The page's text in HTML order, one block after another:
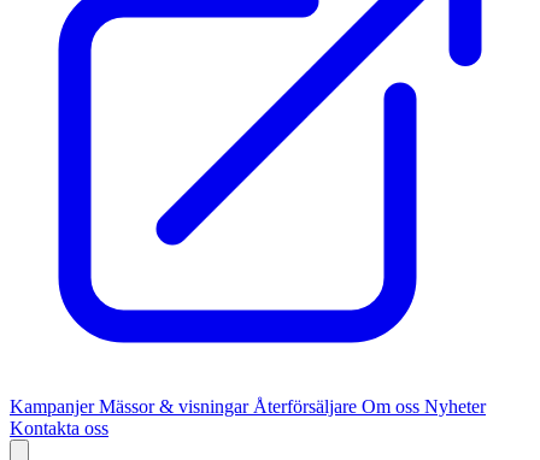
KampanjerMässor & visningar Återförsäljare Om oss Nyheter
Kontakta oss